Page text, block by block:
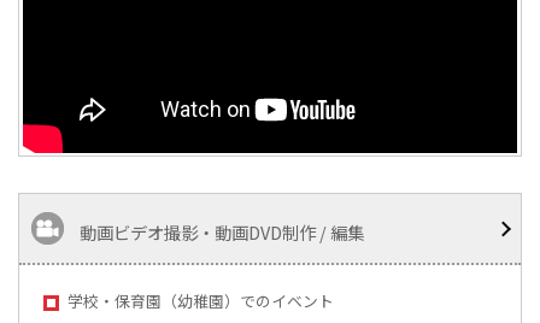
動画ビデオ撮影・動画DVD制作 / 編集
学校・保育園（幼稚園）でのイベント